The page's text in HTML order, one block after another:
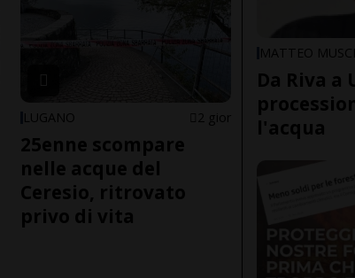
LUGANO 2 gior
25enne scompare
nelle acque del
Ceresio, ritrovato
privo di vita
MATTEO
Da Riva a
l'acqua